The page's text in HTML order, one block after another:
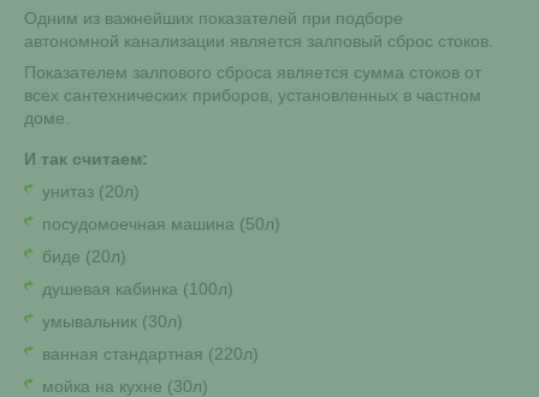
Одним из важнейших показателей при подборе
автономной канализации является залповый сброс стоков.
Показателем залпового сброса является сумма стоков от
всех сантехнических приборов, установленных в частном
доме.
И так считаем:
унитаз (20л)
посудомоечная машина (50л)
биде (20л)
душевая кабинка (100л)
умывальник (30л)
ванная стандартная (220л)
мойка на кухне (30л)